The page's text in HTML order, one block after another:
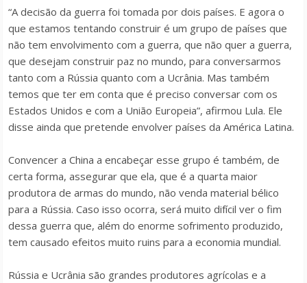
“A decisão da guerra foi tomada por dois países. E agora o
que estamos tentando construir é um grupo de países que
não tem envolvimento com a guerra, que não quer a guerra,
que desejam construir paz no mundo, para conversarmos
tanto com a Rússia quanto com a Ucrânia. Mas também
temos que ter em conta que é preciso conversar com os
Estados Unidos e com a União Europeia”, afirmou Lula. Ele
disse ainda que pretende envolver países da América Latina.
Convencer a China a encabeçar esse grupo é também, de
certa forma, assegurar que ela, que é a quarta maior
produtora de armas do mundo, não venda material bélico
para a Rússia. Caso isso ocorra, será muito difícil ver o fim
dessa guerra que, além do enorme sofrimento produzido,
tem causado efeitos muito ruins para a economia mundial.
Rússia e Ucrânia são grandes produtores agrícolas e a